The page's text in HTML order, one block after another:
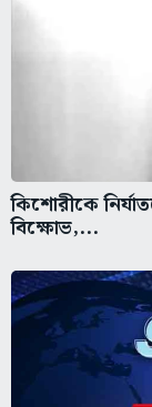
কিশোরীকে
বিক্ষোভ,...